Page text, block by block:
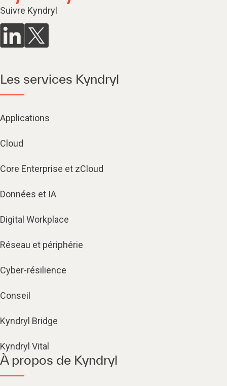
Suivre Kyndryl
Les services Kyndryl
Applications
Cloud
Core Enterprise et zCloud
Données et IA
Digital Workplace
Réseau et périphérie
Cyber-résilience
Conseil
Kyndryl Bridge
Kyndryl Vital
À propos de Kyndryl